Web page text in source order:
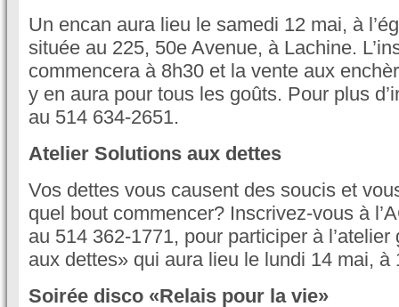
Un encan aura lieu le samedi 12 mai, à
située au 225, 50e Avenue, à Lachine.
commencera à 8h30 et la vente aux
y en aura pour tous les goûts. Pour plus
au 514 634-2651.
Atelier Solutions aux dettes
Vos dettes vous causent des soucis et
quel bout commencer? Inscrivez-vous à
au 514 362-1771, pour participer à
aux dettes» qui aura lieu le lundi 14 mai, à
Soirée disco «Relais pour la vie»